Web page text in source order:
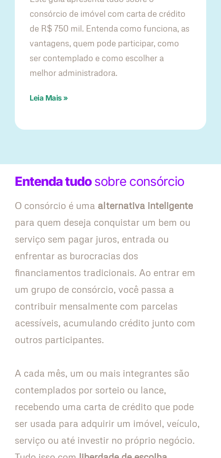
consórcio de imóvel com carta de crédito
de R$ 750 mil. Entenda como funciona, as
vantagens, quem pode participar, como
ser contemplado e como escolher a
melhor administradora.
Leia Mais »
Entenda tudosobre consórcio
O consórcio é uma alternativa inteligente
para quem deseja conquistar um bem ou
serviço sem pagar juros, entrada ou
enfrentar as burocracias dos
financiamentos tradicionais. Ao entrar em
um grupo de consórcio, você passa a
contribuir mensalmente com parcelas
acessíveis, acumulando crédito junto com
outros participantes.
A cada mês, um ou mais integrantes são
contemplados por sorteio ou lance,
recebendo uma carta de crédito que pode
ser usada para adquirir um imóvel, veículo,
serviço ou até investir no próprio negócio.